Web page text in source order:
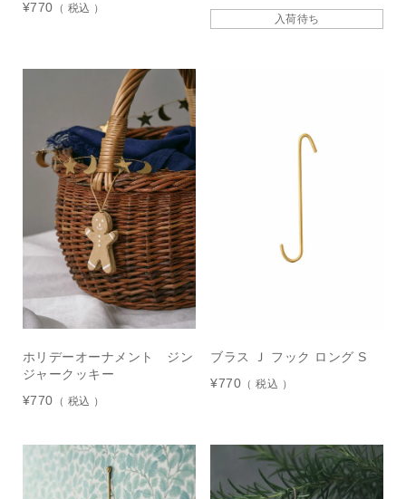
¥770 税込
入荷待ち
ホリデーオーナメント ジン
ジャークッキー
¥770 税込
ブラス Ｊ フック ロング S
¥770 税込